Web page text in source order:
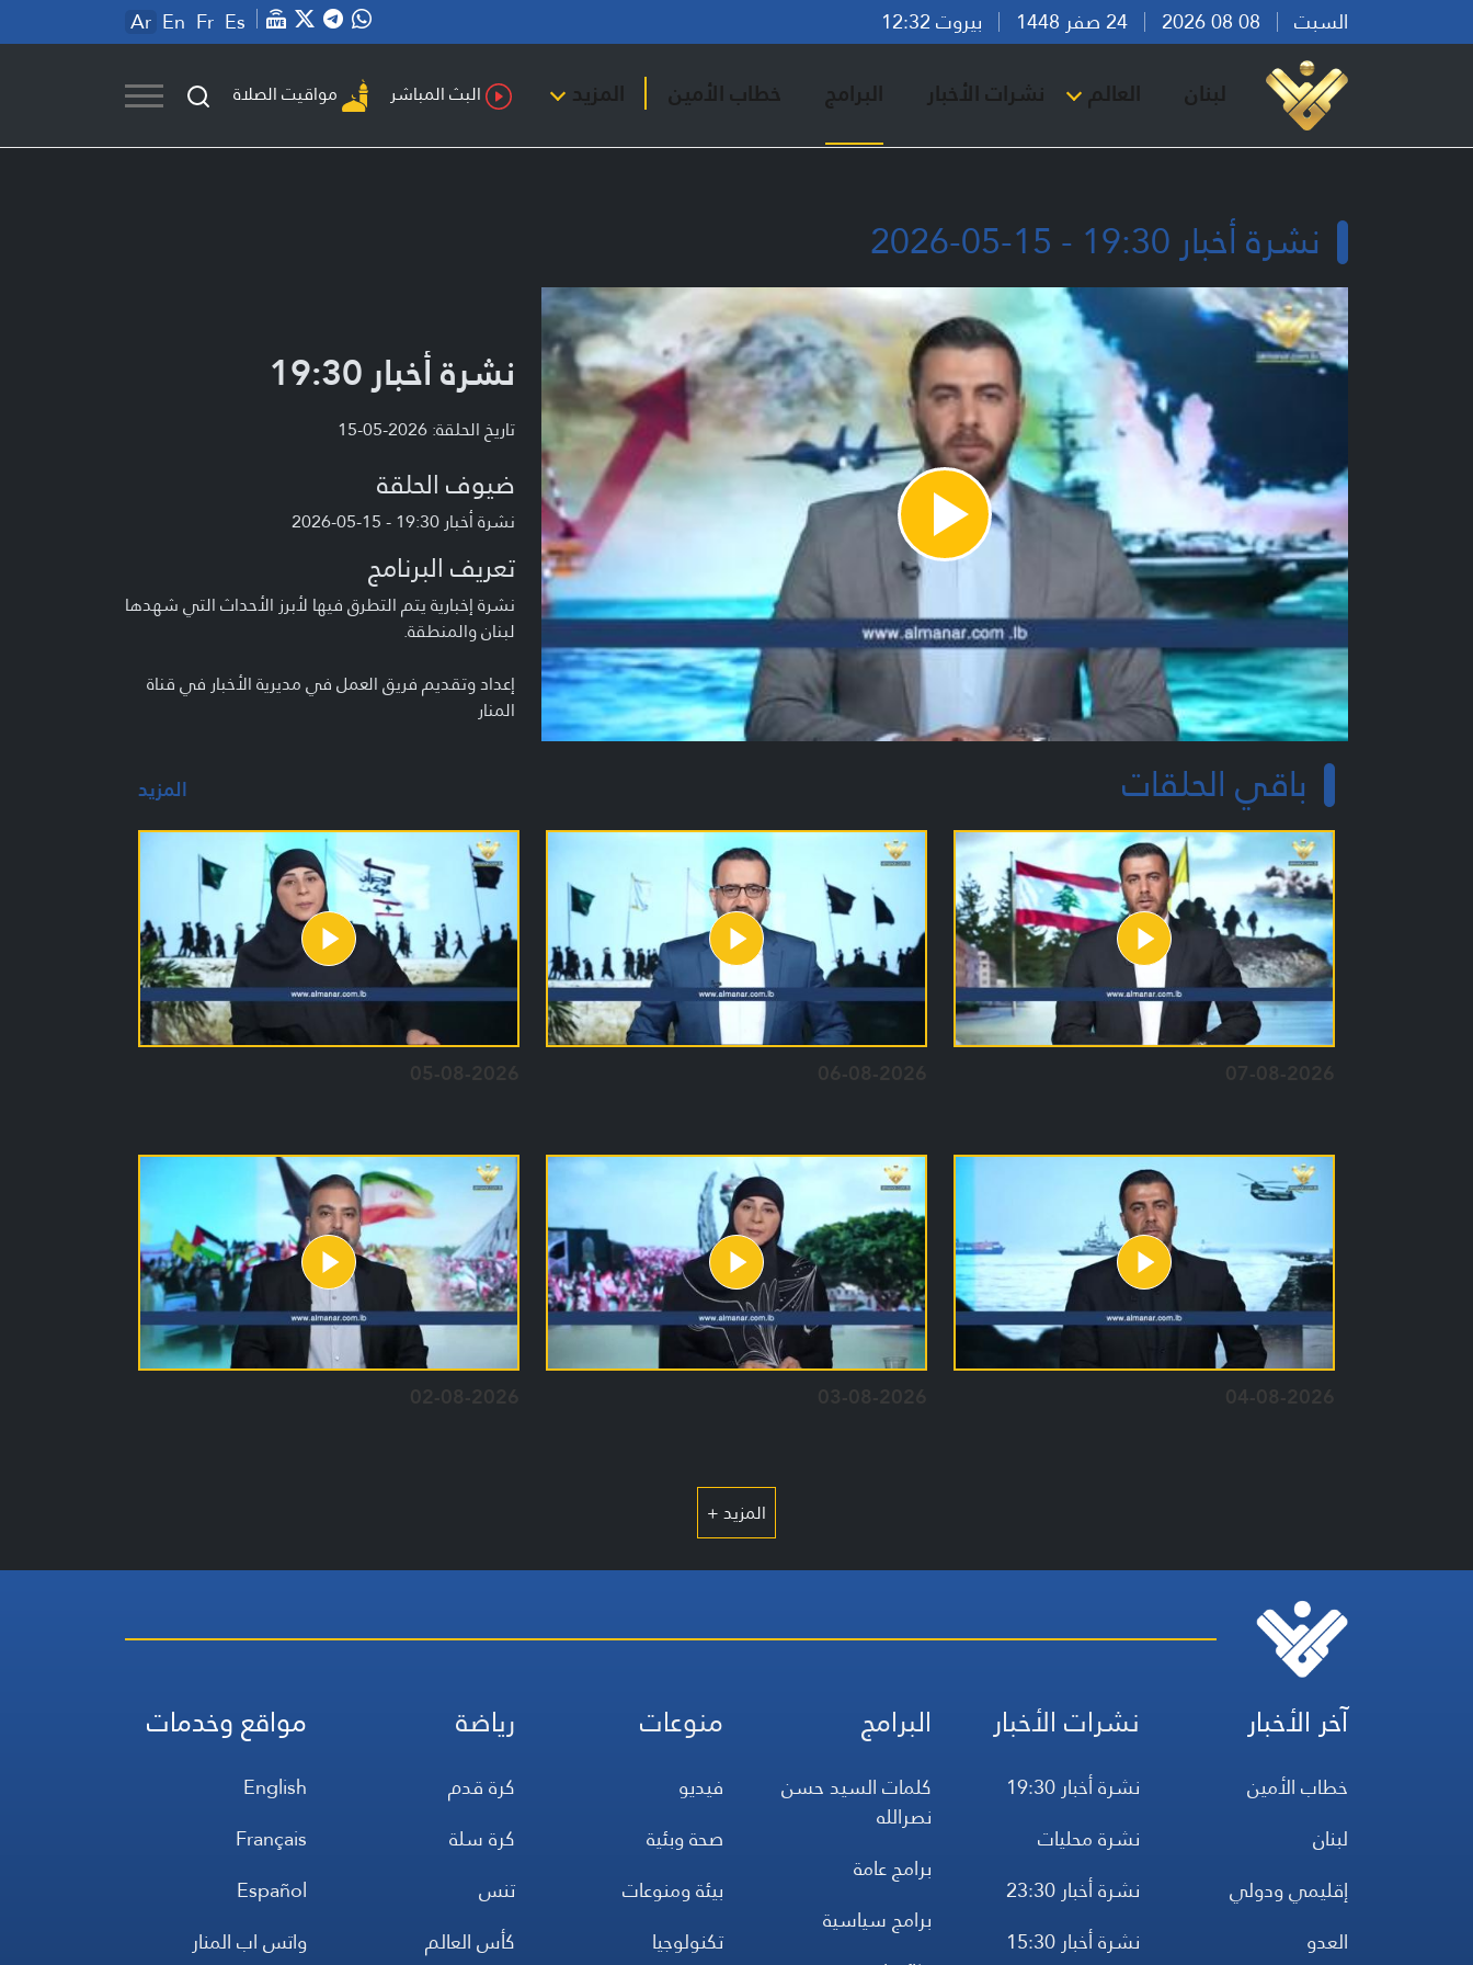
السبت بيروت 12:32 Ar En Fr Es
لبنان العالم نشرات الأخبار البرامج خطاب الأمين المزيد البث المباشر مواقيت الصلاة
نشرة أخبار 19:30 - 15-05-2026
Play
Video
نشرة أخبار 19:30
تاريخ الحلقة: 2026-05-15
ضيوف الحلقة
نشرة أخبار 19:30 - 15-05-2026
تعريف البرنامج
نشرة إخبارية يتم التطرق فيها لأبرز الأحداث التي شهدها
لبنان والمنطقة.
إعداد وتقديم فريق العمل في مديرية الأخبار في قناة
المنار
باقي الحلقات المزيد
07-08-2026
06-08-2026
05-08-2026
04-08-2026
03-08-2026
02-08-2026
المزيد +
آخر الأخبار
خطاب الأمين
لبنان
إقليمي ودولي
العدو
نشرات الأخبار
نشرة أخبار 19:30
نشرة محليات
نشرة أخبار 23:30
نشرة أخبار 15:30
البرامج
كلمات السيد حسن
نصرالله
برامج عامة
برامج سياسية
منوعات
فيديو
صحة وبئية
بيئة ومنوعات
تكنولوجيا
رياضة
كرة قدم
كرة سلة
تنس
كأس العالم
مواقع وخدمات
English
Français
Español
واتس اب المنار